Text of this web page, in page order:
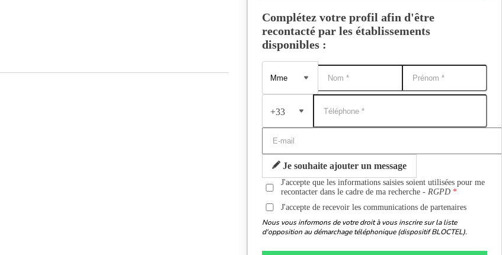
Complétez votre profil afin d'être
recontacté par les établissements
disponibles :
+33
Je souhaite ajouter un message
J'accepte que les informations saisies soient utilisées pour me
recontacter dans le cadre de ma recherche -RGPD
J'accepte de recevoir les communications de partenaires
Nous vous informons de votre droit à vous inscrire sur la liste
d'opposition au démarchage téléphonique (dispositif BLOCTEL).